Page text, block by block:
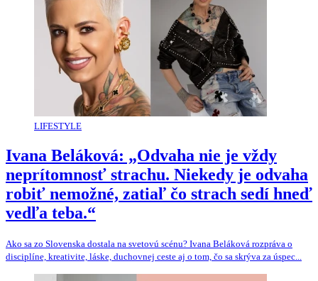
LIFESTYLE
Ivana Beláková: „Odvaha nie je vždy
neprítomnosť strachu. Niekedy je odvaha
robiť nemožné, zatiaľ čo strach sedí hneď
vedľa teba.“
Ako sa zo Slovenska dostala na svetovú scénu? Ivana Beláková rozpráva o
disciplíne, kreativite, láske, duchovnej ceste aj o tom, čo sa skrýva za úspec...